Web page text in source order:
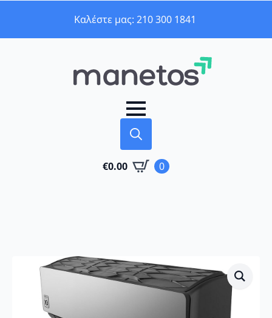
Καλέστε μας: 210 300 1841
for:
€0.00 0